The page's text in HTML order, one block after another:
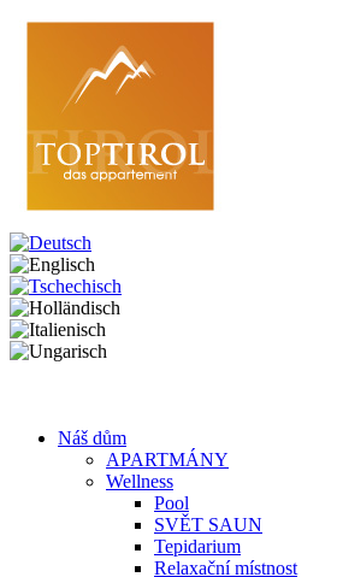
Náš dům
APARTMÁNY
Wellness
Pool
SVĚT SAUN
Tepidarium
Relaxační místnost